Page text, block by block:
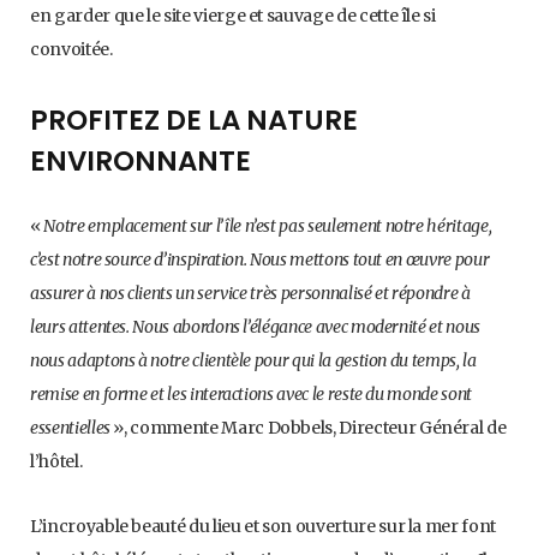
en garder que le site vierge et sauvage de cette île si
convoitée.
PROFITEZ DE LA NATURE
ENVIRONNANTE
«Notre emplacement sur l’île n’est pas seulement notre héritage,
c’est notre source d’inspiration. Nous mettons tout en œuvre pour
assurer à nos clients un service très personnalisé et répondre à
leurs attentes. Nous abordons l’élégance avec modernité et nous
nous adaptons à notre clientèle pour qui la gestion du temps, la
remise en forme et les interactions avec le reste du monde sont
essentielles», commente Marc Dobbels, Directeur Général de
l’hôtel.
L’incroyable beauté du lieu et son ouverture sur la mer font